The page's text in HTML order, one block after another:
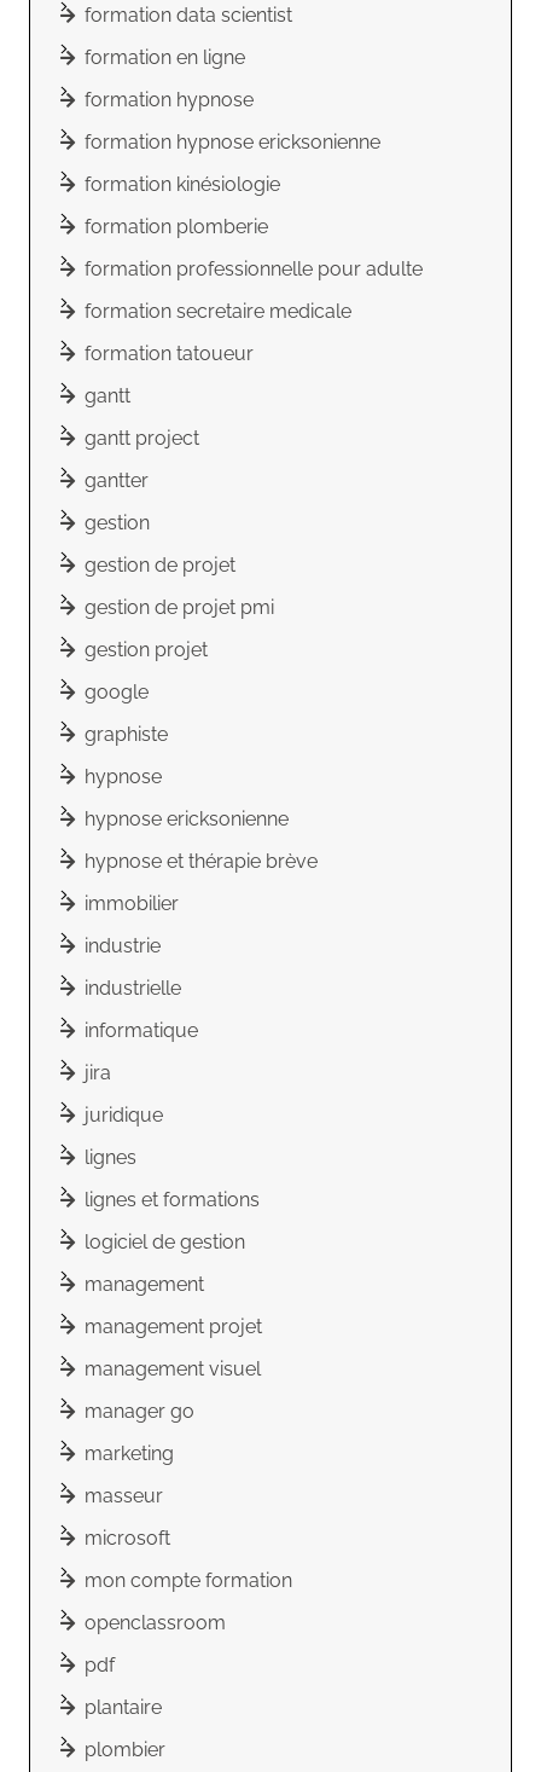
formation data scientist
formation en ligne
formation hypnose
formation hypnose ericksonienne
formation kinésiologie
formation plomberie
formation professionnelle pour adulte
formation secretaire medicale
formation tatoueur
gantt
gantt project
gantter
gestion
gestion de projet
gestion de projet pmi
gestion projet
google
graphiste
hypnose
hypnose ericksonienne
hypnose et thérapie brève
immobilier
industrie
industrielle
informatique
jira
juridique
lignes
lignes et formations
logiciel de gestion
management
management projet
management visuel
manager go
marketing
masseur
microsoft
mon compte formation
openclassroom
pdf
plantaire
plombier